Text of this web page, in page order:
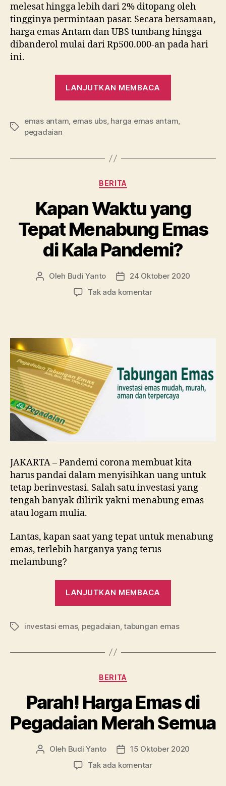
melesat hingga lebih dari 2% ditopang oleh
tingginya permintaan pasar. Secara bersamaan,
harga emas Antam dan UBS tumbang hingga
dibanderol mulai dari Rp500.000-an pada hari
ini.
LANJUTKAN MEMBACA
Berkeping-
Tag
emas antam, emas ubs, harga emas antam,
pegadaian
Kategori
BERITA
Kapan Waktu yang
Tepat Menabung Emas
di Kala Pandemi?
Penulis
Oleh Budi Yanto
Tanggal
24 Oktober 2020
Tak ada komentarpada
di
Kala
Pandemi?
JAKARTA – Pandemi corona membuat kita
harus pandai dalam menyisihkan uang untuk
tetap berinvestasi. Salah satu investasi yang
tengah banyak dilirik yakni menabung emas
atau logam mulia.
Lantas, kapan saat yang tepat untuk menabung
emas, terlebih harganya yang terus
melambung?
LANJUTKAN MEMBACA
Tepat
Emas
Pandemi?”
Tag investasi emas, pegadaian ,tabungan emas
Kategori
BERITA
Parah! Harga Emas di
Pegadaian Merah Semua
Penulis
Oleh Budi Yanto
Tanggal
15 Oktober 2020
Tak ada komentarpada